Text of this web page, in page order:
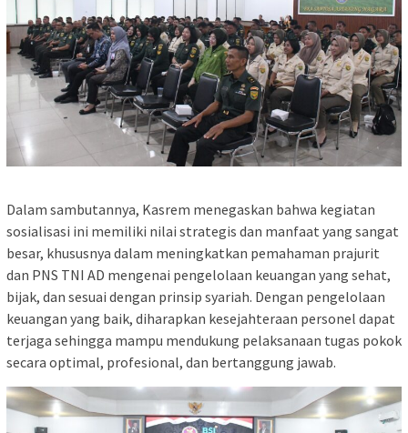
Dalam sambutannya, Kasrem menegaskan bahwa kegiatan
sosialisasi ini memiliki nilai strategis dan manfaat yang sangat
besar, khususnya dalam meningkatkan pemahaman prajurit
dan PNS TNI AD mengenai pengelolaan keuangan yang sehat,
bijak, dan sesuai dengan prinsip syariah. Dengan pengelolaan
keuangan yang baik, diharapkan kesejahteraan personel dapat
terjaga sehingga mampu mendukung pelaksanaan tugas pokok
secara optimal, profesional, dan bertanggung jawab.